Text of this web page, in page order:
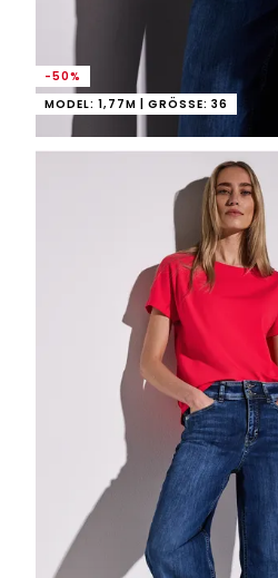
-50%
MODEL: 1,77M | GRÖSSE: 36